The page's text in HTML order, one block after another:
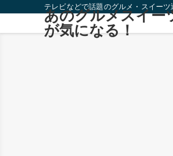
テレビなどで話題のグルメ・スイー
あのグルメスイー
が気になる！